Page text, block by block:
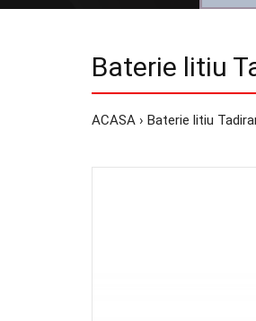
Baterie litiu
ACASA Baterie litiu